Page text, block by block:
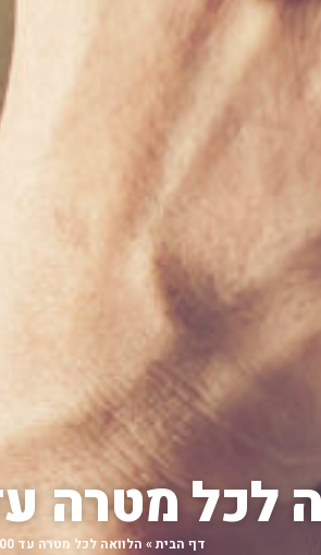
מטרה עד
דף הבית» הלוואה לכל מטרה עד 500,000 ₪